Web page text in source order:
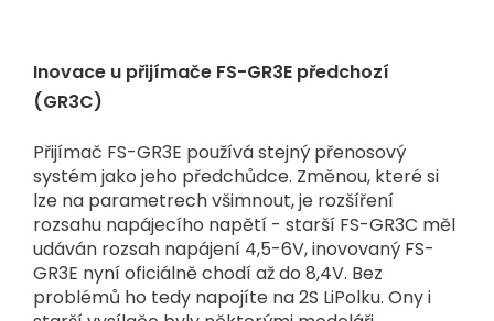
Inovace u přijímače FS-GR3E předchozí
(GR3C)
Přijímač FS-GR3E používá stejný přenosový
systém jako jeho předchůdce. Změnou, které si
lze na parametrech všimnout, je rozšíření
rozsahu napájecího napětí - starší FS-GR3C měl
udáván rozsah napájení 4,5-6V, inovovaný FS-
GR3E nyní oficiálně chodí až do 8,4V. Bez
problémů ho tedy napojíte na 2S LiPolku. Ony i